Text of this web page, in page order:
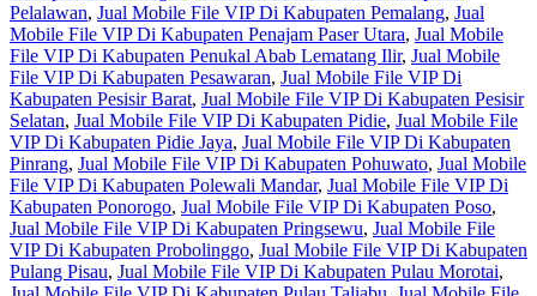
Pelalawan, Jual Mobile File VIP Di Kabupaten Pemalang, Jual
Mobile File VIP Di Kabupaten Penajam Paser Utara, Jual Mobile
File VIP Di Kabupaten Penukal Abab Lematang Ilir, Jual Mobile
File VIP Di Kabupaten Pesawaran, Jual Mobile File VIP Di
Kabupaten Pesisir Barat, Jual Mobile File VIP Di Kabupaten Pesisir
Selatan, Jual Mobile File VIP Di Kabupaten Pidie, Jual Mobile File
VIP Di Kabupaten Pidie Jaya, Jual Mobile File VIP Di Kabupaten
Pinrang, Jual Mobile File VIP Di Kabupaten Pohuwato, Jual Mobile
File VIP Di Kabupaten Polewali Mandar, Jual Mobile File VIP Di
Kabupaten Ponorogo, Jual Mobile File VIP Di Kabupaten Poso,
Jual Mobile File VIP Di Kabupaten Pringsewu, Jual Mobile File
VIP Di Kabupaten Probolinggo, Jual Mobile File VIP Di Kabupaten
Pulang Pisau, Jual Mobile File VIP Di Kabupaten Pulau Morotai,